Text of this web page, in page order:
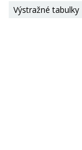
Výstražné tabulky